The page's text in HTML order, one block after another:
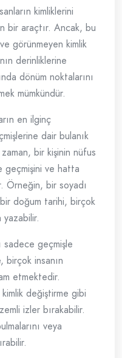
kimliklerini
bir araçtır. Ancak, bu
görünmeyen kimlik
derinliklerine
dönüm noktalarını
mümkündür.
en ilginç
dair bulanık
zaman, bir kişinin nüfus
geçmişini ve hatta
Örneğin, bir soyadı
bir doğum tarihi, birçok
yazabilir.
sadece geçmişle
birçok insanın
etmektedir.
değiştirme gibi
izler bırakabilir.
veya